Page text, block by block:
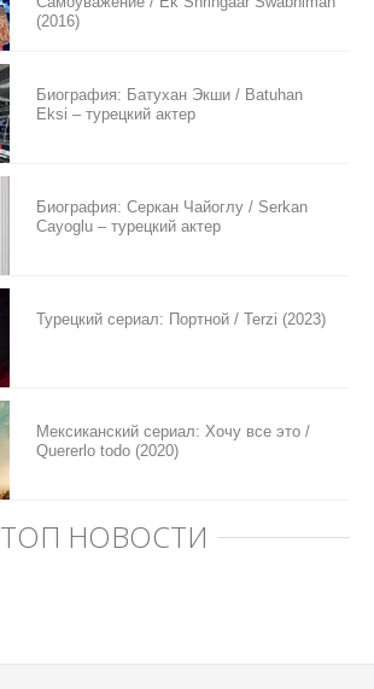
(2016)
Биография: Батухан Экши / Batuhan
Eksi – турецкий актер
Биография: Серкан Чайоглу / Serkan
Cayoglu – турецкий актер
Турецкий сериал: Портной / Terzi (2023)
Мексиканский сериал: Хочу все это /
Quererlo todo (2020)
ТОП НОВОСТИ